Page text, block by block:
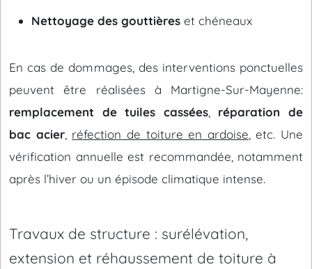
Nettoyage des gouttières et chéneaux
En cas de dommages, des interventions ponctuelles
peuvent être réalisées à Martigne-Sur-Mayenne:
remplacement de tuiles cassées, réparation de
bac acier, réfection de toiture en ardoise , etc. Une
vérification annuelle est recommandée, notamment
après l’hiver ou un épisode climatique intense.
Travaux de structure : surélévation,
extension et réhaussement de toiture à